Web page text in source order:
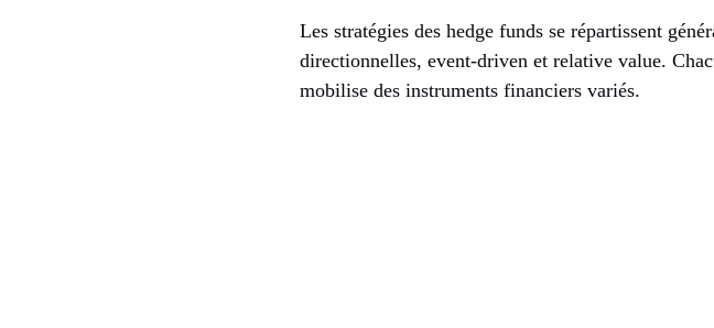
Les stratégies des hedge funds se répartissent
directionnelles, event-driven et relative value.
mobilise des instruments financiers variés.